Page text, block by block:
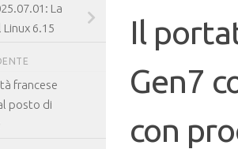
Il
Gen7
con
La
Linux 6.15
francese
posto di